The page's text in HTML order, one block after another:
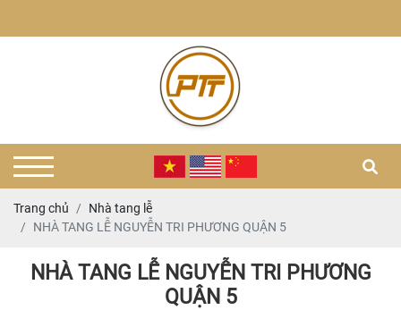
Trang chủ
Nhà tang lễ
NHÀ TANG LỄ NGUYỄN TRI PHƯƠNG QUẬN 5
NHÀ TANG LỄ NGUYỄN TRI PHƯƠNG
QUẬN 5